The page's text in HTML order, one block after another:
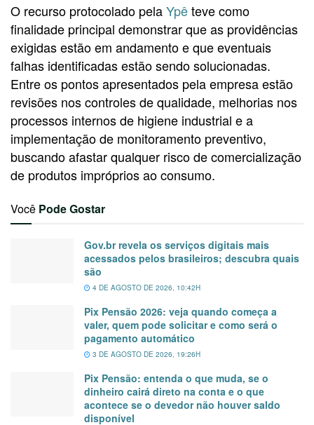
O recurso protocolado pelaYpêteve como
finalidade principal demonstrar que as providências
exigidas estão em andamento e que eventuais
falhas identificadas estão sendo solucionadas.
Entre os pontos apresentados pela empresa estão
revisões nos controles de qualidade, melhorias nos
processos internos de higiene industrial e a
implementação de monitoramento preventivo,
buscando afastar qualquer risco de comercialização
de produtos impróprios ao consumo.
Você Pode Gostar
Gov.br revela os serviços digitais mais
acessados pelos brasileiros; descubra quais
são
4 DE AGOSTO DE 2026, 10:42H
Pix Pensão 2026: veja quando começa a
valer, quem pode solicitar e como será o
pagamento automático
3 DE AGOSTO DE 2026, 19:26H
Pix Pensão: entenda o que muda, se o
dinheiro cairá direto na conta e o que
acontece se o devedor não houver saldo
disponível